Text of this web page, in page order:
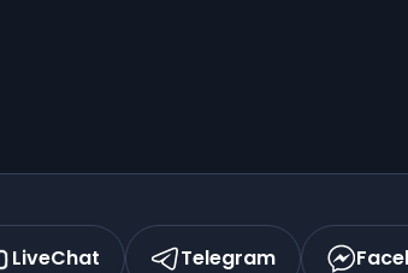
LiveChat Telegram